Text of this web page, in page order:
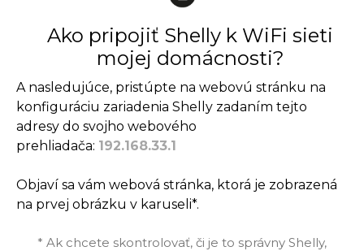
Ako pripojiť Shelly k WiFi sieti
mojej domácnosti?
A nasledujúce, pristúpte na webovú stránku na
konfiguráciu zariadenia Shelly zadaním tejto
adresy do svojho webového
prehliadača: 192.168.33.1
Objaví sa vám webová stránka, ktorá je zobrazená
na prvej obrázku v karuseli*.
* Ak chcete skontrolovať, či je to správny Shelly,